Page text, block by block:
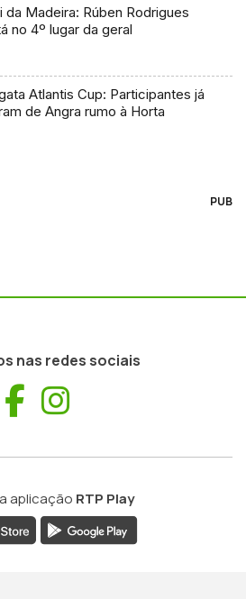
da Madeira: Rúben Rodrigues
no 4º lugar da geral
Atlantis Cup: Participantes já
de Angra rumo à Horta
PUB
nas redes sociais
Facebook
aplicação RTP Play